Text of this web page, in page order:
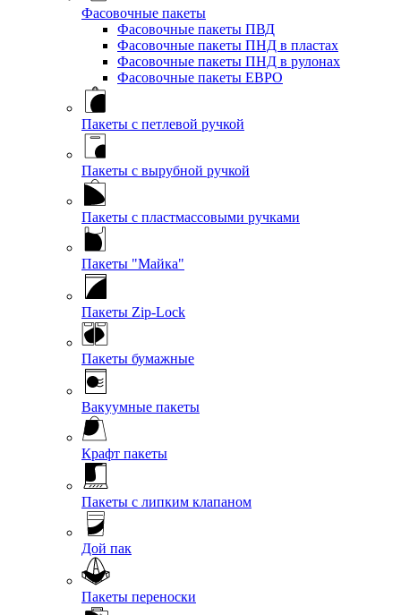
Фасовочные пакеты
Фасовочные пакеты ПВД
Фасовочные пакеты ПНД в пластах
Фасовочные пакеты ПНД в рулонах
Фасовочные пакеты ЕВРО
Пакеты с петлевой ручкой
Пакеты с вырубной ручкой
Пакеты с пластмассовыми ручками
Пакеты "Майка"
Пакеты Zip-Lock
Пакеты бумажные
Вакуумные пакеты
Крафт пакеты
Пакеты с липким клапаном
Дой пак
Пакеты переноски